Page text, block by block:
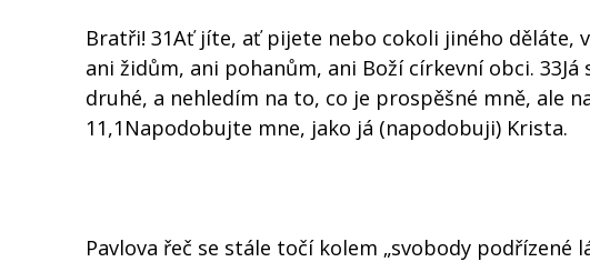
Bratři! 31Ať jíte, ať pijete nebo cokoli jiného děláte,
ani židům, ani pohanům, ani Boží církevní obci.
druhé, a nehledím na to, co je prospěšné mně, ale
11,1Napodobujte mne, jako já (napodobuji) Krista.
Pavlova řeč se stále točí kolem „svobody podřízené